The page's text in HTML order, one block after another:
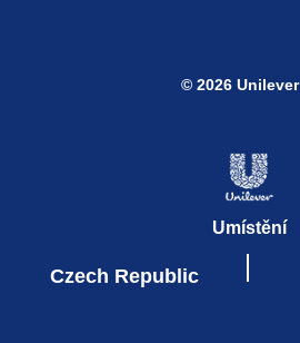
Umístění
Czech Republic
© 2026 Unilever